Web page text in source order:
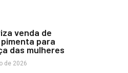
venda de
para
das mulheres
de 2026